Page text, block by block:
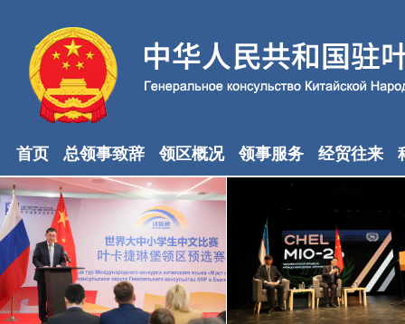
首页 总领事致辞 领区概况 领事服务 经贸往来